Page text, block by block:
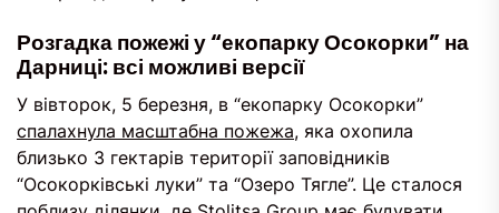
Розгадка пожежі у “екопарку Осокорки” на
Дарниці: всі можливі версії
У вівторок, 5 березня, в “екопарку Осокорки”
спалахнула масштабна пожежа, яка охопила
близько 3 гектарів території заповідників
“Осокорківські луки” та “Озеро Тягле”. Це сталося